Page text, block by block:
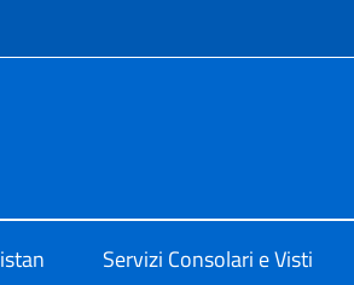
Servizi Consolari e Visti